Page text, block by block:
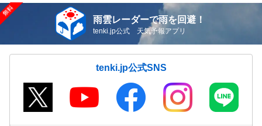
【速報】新潟県長岡市で1時間に約100ミリの猛烈
な雨 「記録的短時間大雨」発表
08/08(土)15:40
気象予報士の解説をもっと見る
雨雲レーダーで雨を回避！
tenki.jp公式 天気予報アプリ
tenki.jp公式SNS